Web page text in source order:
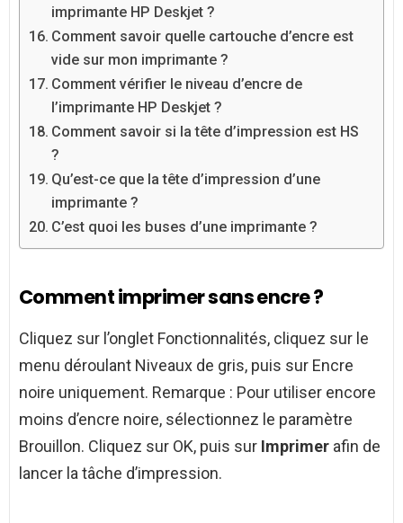
imprimante HP Deskjet ?
Comment savoir quelle cartouche d’encre est
vide sur mon imprimante ?
Comment vérifier le niveau d’encre de
l’imprimante HP Deskjet ?
Comment savoir si la tête d’impression est HS
?
Qu’est-ce que la tête d’impression d’une
imprimante ?
C’est quoi les buses d’une imprimante ?
Comment imprimer sans encre ?
Cliquez sur l’onglet Fonctionnalités, cliquez sur le
menu déroulant Niveaux de gris, puis sur Encre
noire uniquement. Remarque : Pour utiliser encore
moins d’encre noire, sélectionnez le paramètre
Brouillon. Cliquez sur OK, puis sur Imprimer afin de
lancer la tâche d’impression.